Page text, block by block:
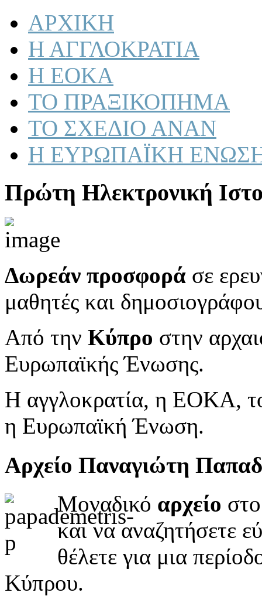
ΑΡΧΙΚΗ
Η ΑΓΓΛΟΚΡΑΤΙΑ
Η ΕΟΚΑ
ΤΟ ΠΡΑΞΙΚΟΠΗΜΑ
ΤΟ ΣΧΕΔΙΟ ΑΝΑΝ
Η ΕΥΡΩΠΑΪΚΗ
Πρώτη Ηλεκτρονική
Δωρεάν προσφορά σε
μαθητές και
Από την Κύπρο στην
Ευρωπαϊκής Ένωσης.
Η αγγλοκρατία, η ΕΟΚΑ,
η Ευρωπαϊκή Ένωση.
Αρχείο Παναγιώτη
Μοναδικό αρχείο
και να αναζητήσετε
θέλετε για μια
Κύπρου.